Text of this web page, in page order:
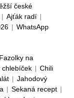
české
| Ajťák radí |
| WhatsApp
Fazolky na
chlebíček | Chili
| Jahodový
| Sekaná recept |